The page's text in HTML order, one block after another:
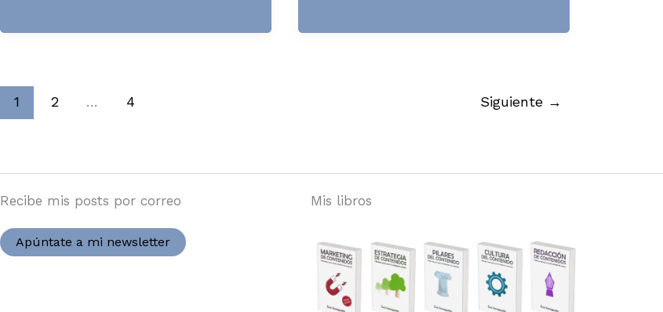
1 2 … 4 Siguiente →
Recibe mis posts por correo
Apúntate a mi newsletter
Mis libros